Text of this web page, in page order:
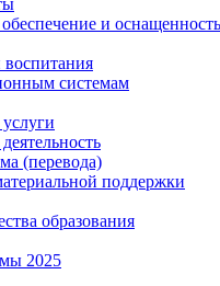
и
воспитания
системам
(перевода)
поддержки
образования
2025